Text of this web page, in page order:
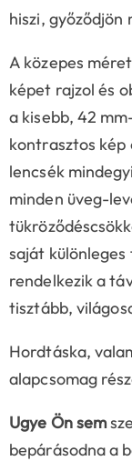
hiszi, győződjön
A közepes
képet rajzol és
a kisebb, 42
kontrasztos
lencsék
minden üveg-
saját különleges
rendelkezik a
tisztább,
Hordtáska,
alapcsomag
Ugye Ön sem
bepárásodna a